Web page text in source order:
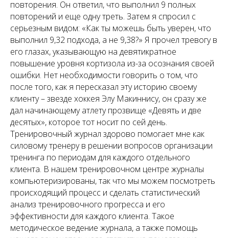
повторения. Он ответил, что выполнил 9 полных
повторений и еще одну треть. Затем я спросил с
серьезным видом: «Как ты можешь быть уверен, что
выполнил 9,32 подхода, а не 9,38?» Я прочел тревогу в
его глазах, указывающую на девятикратное
повышение уровня кортизола из-за осознания своей
ошибки. Нет необходимости говорить о том, что
после того, как я пересказал эту историю своему
клиенту – звезде хоккея Элу Макиннису, он сразу же
дал начинающему атлету прозвище «Девять и две
десятых», которое тот носит по сей день.
Тренировочный журнал здорово помогает мне как
силовому тренеру в решении вопросов организации
тренинга по периодам для каждого отдельного
клиента. В нашем тренировочном центре журналы
компьютеризированы, так что мы можем посмотреть
происходящий процесс и сделать статистический
анализ тренировочного прогресса и его
эффективности для каждого клиента. Такое
методическое ведение журнала, а также помощь